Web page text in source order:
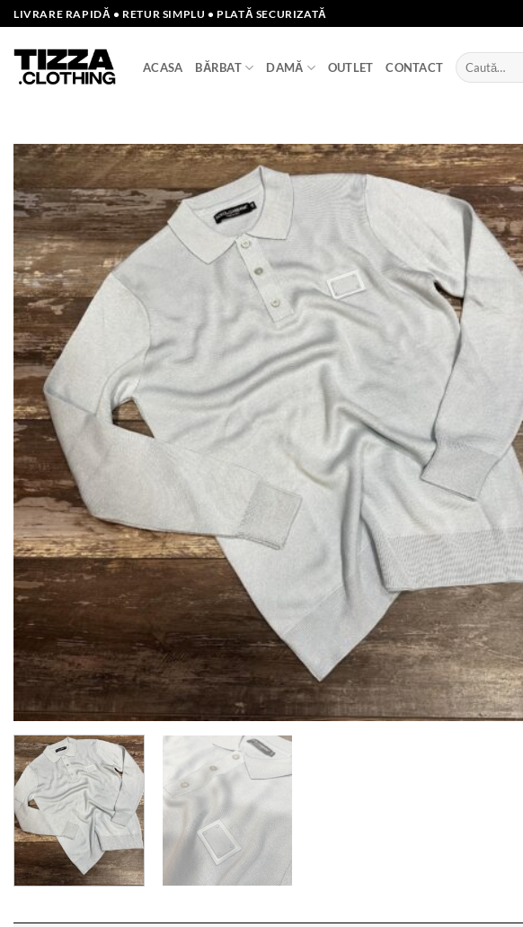
Skip
to
content
LIVRARE RAPIDĂ • RETUR SIMPLU • PLATĂ SECURIZATĂ
ACASA BĂRBAT DAMĂ OUTLET CONTACT
Caută
după: